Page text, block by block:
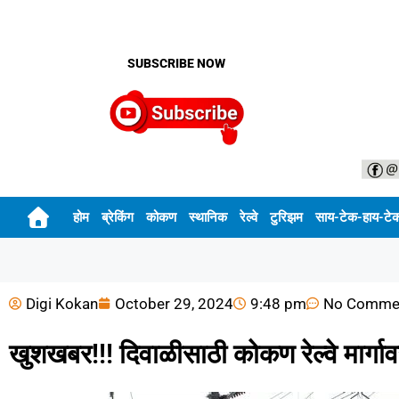
SUBSCRIBE NOW
होम ब्रेकिंग कोकण स्थानिक रेल्वे टुरिझम साय-टेक-हाय-
Digi Kokan October 29, 2024 9:48 pm No
खुशखबर!!! दिवाळीसाठी कोकण रेल्वे